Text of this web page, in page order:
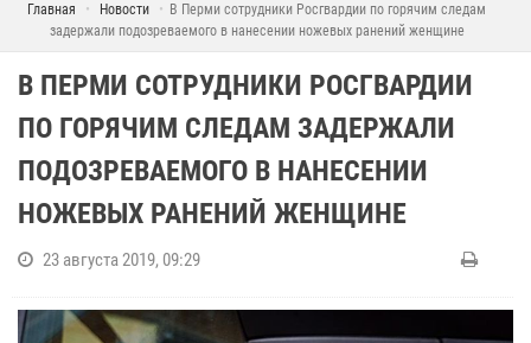
Главная Новости
В Перми сотрудники Росгвардии по горячим следам
задержали подозреваемого в нанесении ножевых ранений женщине
В ПЕРМИ СОТРУДНИКИ РОСГВАРДИИ
ПО ГОРЯЧИМ СЛЕДАМ ЗАДЕРЖАЛИ
ПОДОЗРЕВАЕМОГО В НАНЕСЕНИИ
НОЖЕВЫХ РАНЕНИЙ ЖЕНЩИНЕ
23 августа 2019, 09:29